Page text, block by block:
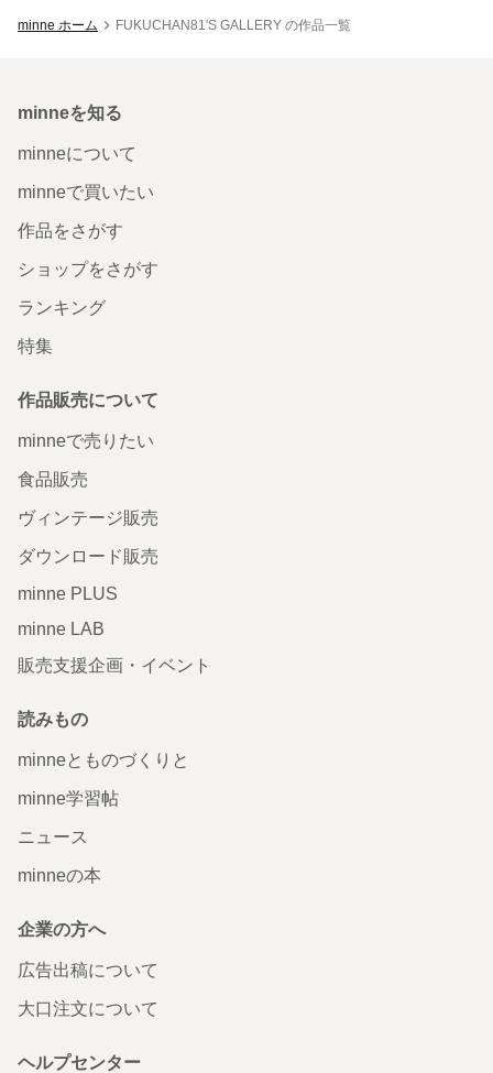
minne ホーム FUKUCHAN81'S GALLERY の作品一覧
minneを知る
minneについて
minneで買いたい
作品をさがす
ショップをさがす
ランキング
特集
作品販売について
minneで売りたい
食品販売
ヴィンテージ販売
ダウンロード販売
minne PLUS
minne LAB
販売支援企画・イベント
読みもの
minneとものづくりと
minne学習帖
ニュース
minneの本
企業の方へ
広告出稿について
大口注文について
ヘルプセンター